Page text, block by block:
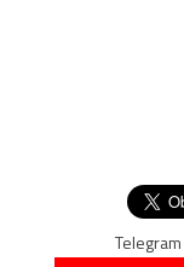
Telegram